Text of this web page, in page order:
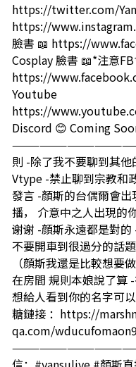
https://twitter.com/
https://
臉書 📖 https://
Cosplay 臉書 📖*注意
https://
Youtube
https://
Discord 😊 Coming
則 -除了我不要聊到其
Vtype -禁止聊到宗教和
發言 -顏斯的台偶爾會
播， 介意中之人出現的
谢谢 -顔斯永遠都是對
不要開車到很過分的話
（顔斯我還是比較想要
在房間 規則本娘說了算
想給人看到你的名字可
糖鏈接 ：https://
qa.com/